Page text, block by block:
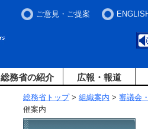
ご意見・ご提案
総務省の紹介 広報・報道
総務省トップ> 組織案内 > 審議会
催案内